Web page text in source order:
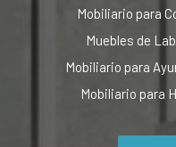
Mobiliario para
Muebles de
Mobiliario para
Mobiliario para